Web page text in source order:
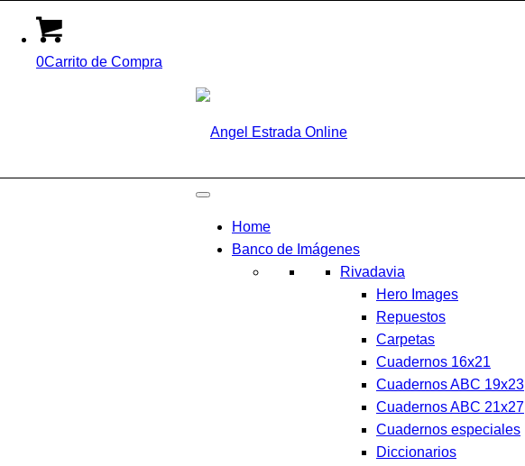
0Carrito de Compra
Home
Banco de Imágenes
Rivadavia
Hero Images
Repuestos
Carpetas
Cuadernos 16x21
Cuadernos ABC 19x23
Cuadernos ABC 21x27
Cuadernos especiales
Diccionarios